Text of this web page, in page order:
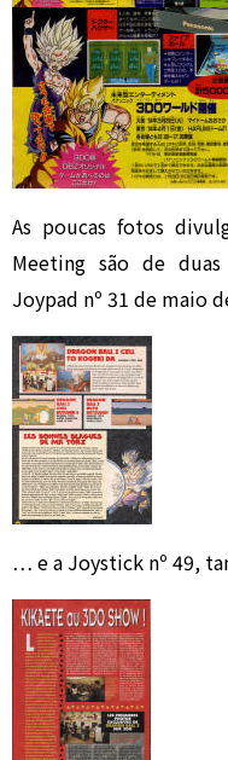
As poucas fotos
Meeting são de
Joypad nº 31 de maio
… e a Joystick nº 49,